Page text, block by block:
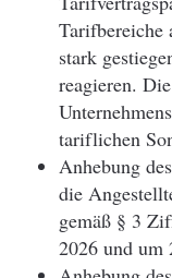
Tarifbereiche
stark
reagieren.
tariflichen
Anhebung
die
gemäß § 3
2026 und um